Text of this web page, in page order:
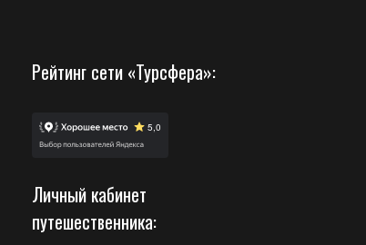
Рейтинг сети «Турсфера»:
Личный кабинет
путешественника: